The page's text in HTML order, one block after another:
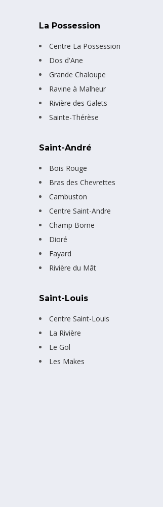
La Possession
Centre La Possession
Dos d'Ane
Grande Chaloupe
Ravine à Malheur
Rivière des Galets
Sainte-Thérèse
Saint-André
Bois Rouge
Bras des Chevrettes
Cambuston
Centre Saint-Andre
Champ Borne
Dioré
Fayard
Rivière du Mât
Saint-Louis
Centre Saint-Louis
La Rivière
Le Gol
Les Makes